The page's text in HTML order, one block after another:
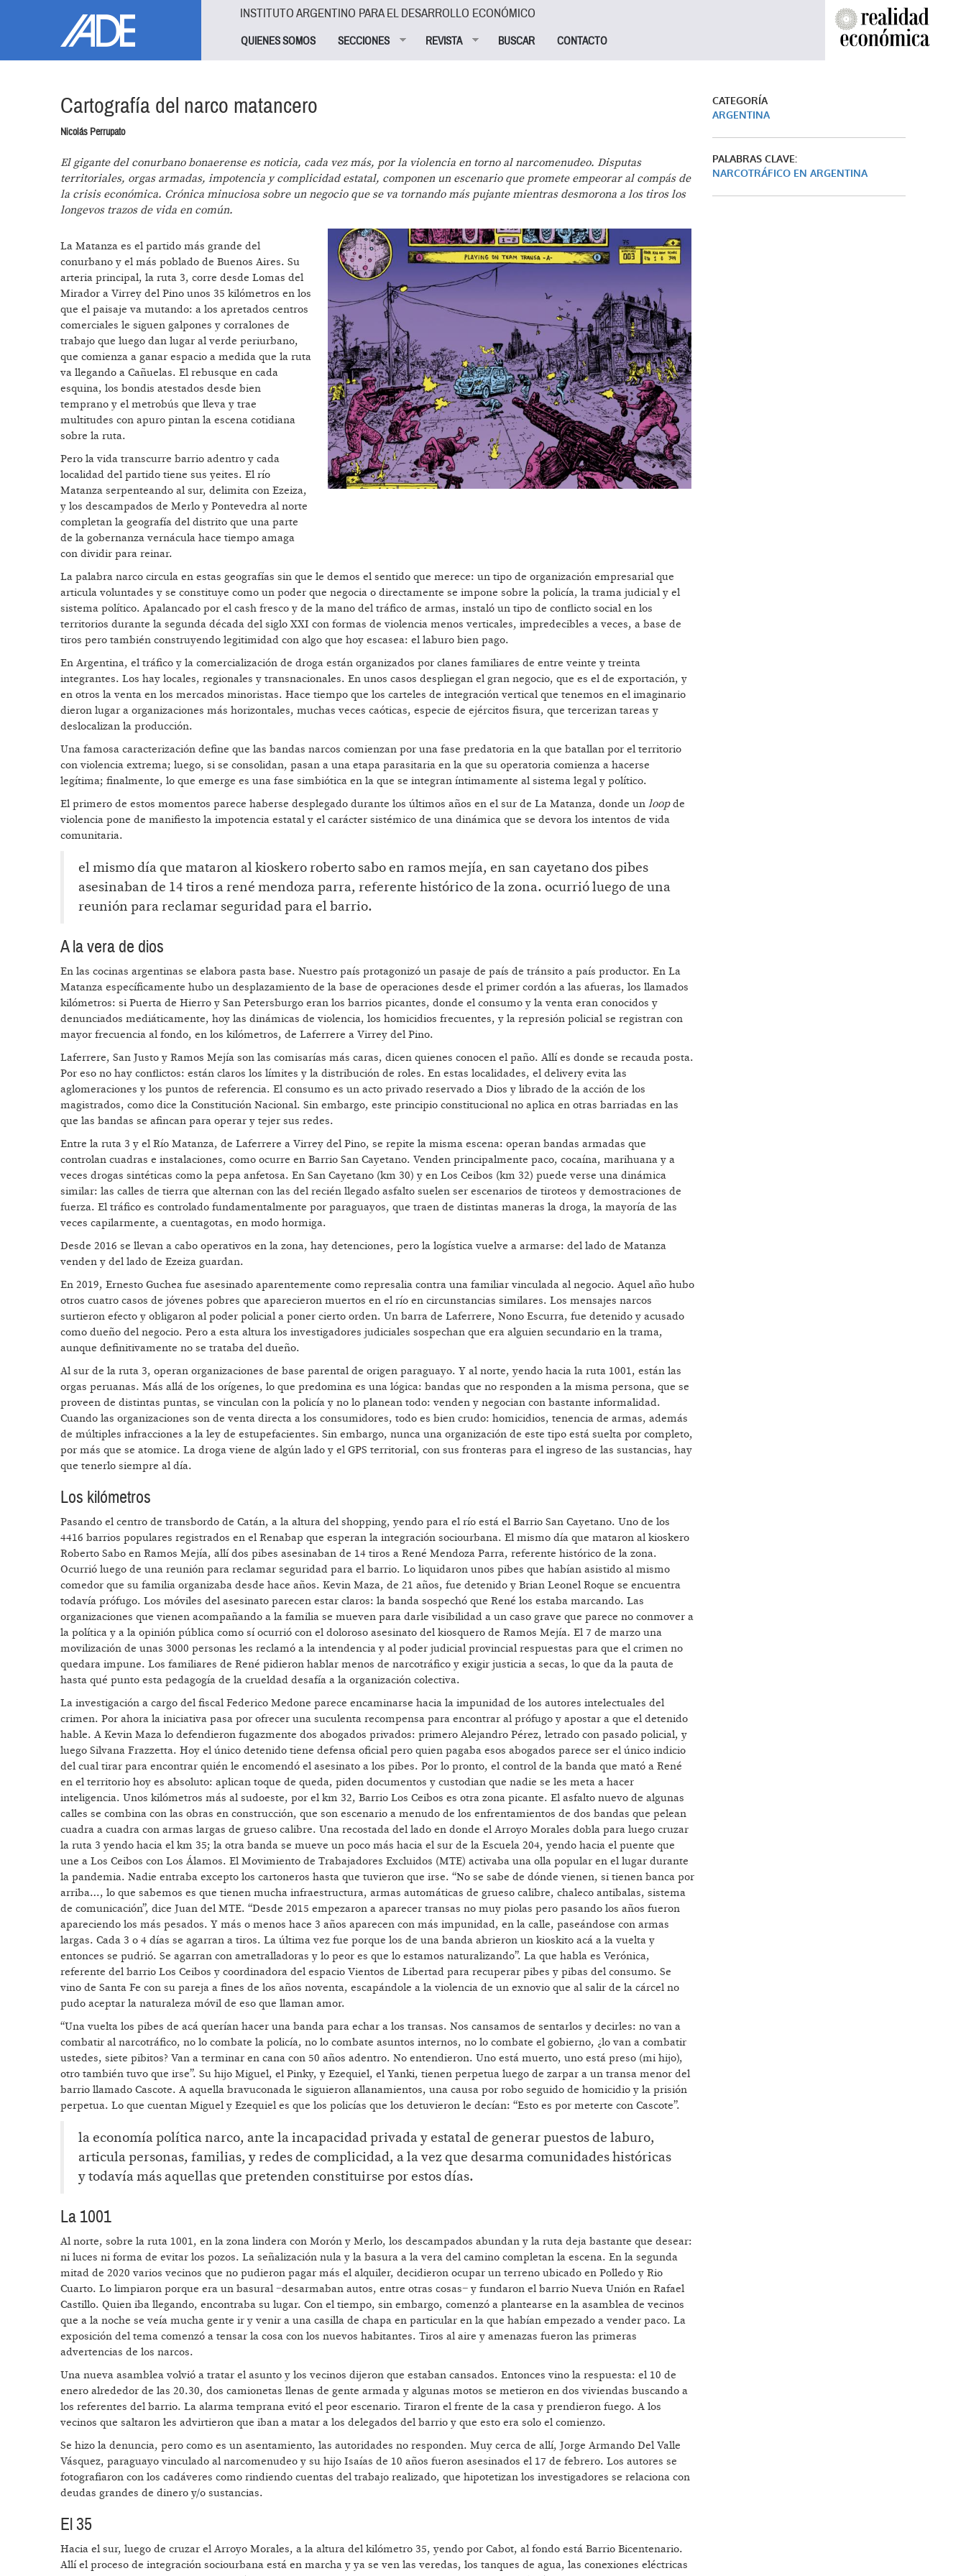
INSTITUTO ARGENTINO PARA EL DESARROLLO ECONÓMICO
QUIENES SOMOS SECCIONES REVISTA BUSCAR CONTACTO
Cartografía del narco matancero
Nicolás Perrupato
El gigante del conurbano bonaerense es noticia, cada vez más, por la violencia en torno al narcomenudeo. Disputas
territoriales, orgas armadas, impotencia y complicidad estatal, componen un escenario que promete empeorar al compás de
la crisis económica. Crónica minuciosa sobre un negocio que se va tornando más pujante mientras desmorona a los tiros los
longevos trazos de vida en común.
La Matanza es el partido más grande del
conurbano y el más poblado de Buenos Aires. Su
arteria principal, la ruta 3, corre desde Lomas del
Mirador a Virrey del Pino unos 35 kilómetros en los
que el paisaje va mutando: a los apretados centros
comerciales le siguen galpones y corralones de
trabajo que luego dan lugar al verde periurbano,
que comienza a ganar espacio a medida que la ruta
va llegando a Cañuelas. El rebusque en cada
esquina, los bondis atestados desde bien
temprano y el metrobús que lleva y trae
multitudes con apuro pintan la escena cotidiana
sobre la ruta.
Pero la vida transcurre barrio adentro y cada
localidad del partido tiene sus yeites. El río
Matanza serpenteando al sur, delimita con Ezeiza,
y los descampados de Merlo y Pontevedra al norte
completan la geografía del distrito que una parte
de la gobernanza vernácula hace tiempo amaga
con dividir para reinar.
La palabra narco circula en estas geografías sin que le demos el sentido que merece: un tipo de organización empresarial que
articula voluntades y se constituye como un poder que negocia o directamente se impone sobre la policía, la trama judicial y el
sistema político. Apalancado por el cash fresco y de la mano del tráfico de armas, instaló un tipo de conflicto social en los
territorios durante la segunda década del siglo XXI con formas de violencia menos verticales, impredecibles a veces, a base de
tiros pero también construyendo legitimidad con algo que hoy escasea: el laburo bien pago.
En Argentina, el tráfico y la comercialización de droga están organizados por clanes familiares de entre veinte y treinta
integrantes. Los hay locales, regionales y transnacionales. En unos casos despliegan el gran negocio, que es el de exportación, y
en otros la venta en los mercados minoristas. Hace tiempo que los carteles de integración vertical que tenemos en el imaginario
dieron lugar a organizaciones más horizontales, muchas veces caóticas, especie de ejércitos fisura, que tercerizan tareas y
deslocalizan la producción.
Una famosa caracterización define que las bandas narcos comienzan por una fase predatoria en la que batallan por el territorio
con violencia extrema; luego, si se consolidan, pasan a una etapa parasitaria en la que su operatoria comienza a hacerse
legítima; finalmente, lo que emerge es una fase simbiótica en la que se integran íntimamente al sistema legal y político.
El primero de estos momentos parece haberse desplegado durante los últimos años en el sur de La Matanza, donde un loopde
violencia pone de manifiesto la impotencia estatal y el carácter sistémico de una dinámica que se devora los intentos de vida
comunitaria.
el mismo día que mataron al kioskero roberto sabo en ramos mejía, en san cayetano dos pibes
asesinaban de 14 tiros a rené mendoza parra, referente histórico de la zona. ocurrió luego de una
reunión para reclamar seguridad para el barrio.
A la vera de dios
En las cocinas argentinas se elabora pasta base. Nuestro país protagonizó un pasaje de país de tránsito a país productor. En La
Matanza específicamente hubo un desplazamiento de la base de operaciones desde el primer cordón a las afueras, los llamados
kilómetros: si Puerta de Hierro y San Petersburgo eran los barrios picantes, donde el consumo y la venta eran conocidos y
denunciados mediáticamente, hoy las dinámicas de violencia, los homicidios frecuentes, y la represión policial se registran con
mayor frecuencia al fondo, en los kilómetros, de Laferrere a Virrey del Pino.
Laferrere, San Justo y Ramos Mejía son las comisarías más caras, dicen quienes conocen el paño. Allí es donde se recauda posta.
Por eso no hay conflictos: están claros los límites y la distribución de roles. En estas localidades, el delivery evita las
aglomeraciones y los puntos de referencia. El consumo es un acto privado reservado a Dios y librado de la acción de los
magistrados, como dice la Constitución Nacional. Sin embargo, este principio constitucional no aplica en otras barriadas en las
que las bandas se afincan para operar y tejer sus redes.
Entre la ruta 3 y el Río Matanza, de Laferrere a Virrey del Pino, se repite la misma escena: operan bandas armadas que
controlan cuadras e instalaciones, como ocurre en Barrio San Cayetano. Venden principalmente paco, cocaína, marihuana y a
veces drogas sintéticas como la pepa anfetosa. En San Cayetano (km 30) y en Los Ceibos (km 32) puede verse una dinámica
similar: las calles de tierra que alternan con las del recién llegado asfalto suelen ser escenarios de tiroteos y demostraciones de
fuerza. El tráfico es controlado fundamentalmente por paraguayos, que traen de distintas maneras la droga, la mayoría de las
veces capilarmente, a cuentagotas, en modo hormiga.
Desde 2016 se llevan a cabo operativos en la zona, hay detenciones, pero la logística vuelve a armarse: del lado de Matanza
venden y del lado de Ezeiza guardan.
En 2019, Ernesto Guchea fue asesinado aparentemente como represalia contra una familiar vinculada al negocio. Aquel año hubo
otros cuatro casos de jóvenes pobres que aparecieron muertos en el río en circunstancias similares. Los mensajes narcos
surtieron efecto y obligaron al poder policial a poner cierto orden. Un barra de Laferrere, Nono Escurra, fue detenido y acusado
como dueño del negocio. Pero a esta altura los investigadores judiciales sospechan que era alguien secundario en la trama,
aunque definitivamente no se trataba del dueño.
Al sur de la ruta 3, operan organizaciones de base parental de origen paraguayo. Y al norte, yendo hacia la ruta 1001, están las
orgas peruanas. Más allá de los orígenes, lo que predomina es una lógica: bandas que no responden a la misma persona, que se
proveen de distintas puntas, se vinculan con la policía y no lo planean todo: venden y negocian con bastante informalidad.
Cuando las organizaciones son de venta directa a los consumidores, todo es bien crudo: homicidios, tenencia de armas, además
de múltiples infracciones a la ley de estupefacientes. Sin embargo, nunca una organización de este tipo está suelta por completo,
por más que se atomice. La droga viene de algún lado y el GPS territorial, con sus fronteras para el ingreso de las sustancias, hay
que tenerlo siempre al día.
Los kilómetros
Pasando el centro de transbordo de Catán, a la altura del shopping, yendo para el río está el Barrio San Cayetano. Uno de los
4416 barrios populares registrados en el Renabap que esperan la integración sociourbana. El mismo día que mataron al kioskero
Roberto Sabo en Ramos Mejía, allí dos pibes asesinaban de 14 tiros a René Mendoza Parra, referente histórico de la zona.
Ocurrió luego de una reunión para reclamar seguridad para el barrio. Lo liquidaron unos pibes que habían asistido al mismo
comedor que su familia organizaba desde hace años. Kevin Maza, de 21 años, fue detenido y Brian Leonel Roque se encuentra
todavía prófugo. Los móviles del asesinato parecen estar claros: la banda sospechó que René los estaba marcando. Las
organizaciones que vienen acompañando a la familia se mueven para darle visibilidad a un caso grave que parece no conmover a
la política y a la opinión pública como sí ocurrió con el doloroso asesinato del kiosquero de Ramos Mejía. El 7 de marzo una
movilización de unas 3000 personas les reclamó a la intendencia y al poder judicial provincial respuestas para que el crimen no
quedara impune. Los familiares de René pidieron hablar menos de narcotráfico y exigir justicia a secas, lo que da la pauta de
hasta qué punto esta pedagogía de la crueldad desafía a la organización colectiva.
La investigación a cargo del fiscal Federico Medone parece encaminarse hacia la impunidad de los autores intelectuales del
crimen. Por ahora la iniciativa pasa por ofrecer una suculenta recompensa para encontrar al prófugo y apostar a que el detenido
hable. A Kevin Maza lo defendieron fugazmente dos abogados privados: primero Alejandro Pérez, letrado con pasado policial, y
luego Silvana Frazzetta. Hoy el único detenido tiene defensa oficial pero quien pagaba esos abogados parece ser el único indicio
del cual tirar para encontrar quién le encomendó el asesinato a los pibes. Por lo pronto, el control de la banda que mató a René
en el territorio hoy es absoluto: aplican toque de queda, piden documentos y custodian que nadie se les meta a hacer
inteligencia. Unos kilómetros más al sudoeste, por el km 32, Barrio Los Ceibos es otra zona picante. El asfalto nuevo de algunas
calles se combina con las obras en construcción, que son escenario a menudo de los enfrentamientos de dos bandas que pelean
cuadra a cuadra con armas largas de grueso calibre. Una recostada del lado en donde el Arroyo Morales dobla para luego cruzar
la ruta 3 yendo hacia el km 35; la otra banda se mueve un poco más hacia el sur de la Escuela 204, yendo hacia el puente que
une a Los Ceibos con Los Álamos. El Movimiento de Trabajadores Excluidos (MTE) activaba una olla popular en el lugar durante
la pandemia. Nadie entraba excepto los cartoneros hasta que tuvieron que irse. “No se sabe de dónde vienen, si tienen banca por
arriba…, lo que sabemos es que tienen mucha infraestructura, armas automáticas de grueso calibre, chaleco antibalas, sistema
de comunicación”, dice Juan del MTE. “Desde 2015 empezaron a aparecer transas no muy piolas pero pasando los años fueron
apareciendo los más pesados. Y más o menos hace 3 años aparecen con más impunidad, en la calle, paseándose con armas
largas. Cada 3 o 4 días se agarran a tiros. La última vez fue porque los de una banda abrieron un kioskito acá a la vuelta y
entonces se pudrió. Se agarran con ametralladoras y lo peor es que lo estamos naturalizando”. La que habla es Verónica,
referente del barrio Los Ceibos y coordinadora del espacio Vientos de Libertad para recuperar pibes y pibas del consumo. Se
vino de Santa Fe con su pareja a fines de los años noventa, escapándole a la violencia de un exnovio que al salir de la cárcel no
pudo aceptar la naturaleza móvil de eso que llaman amor.
“Una vuelta los pibes de acá querían hacer una banda para echar a los transas. Nos cansamos de sentarlos y decirles: no van a
combatir al narcotráfico, no lo combate la policía, no lo combate asuntos internos, no lo combate el gobierno, ¿lo van a combatir
ustedes, siete pibitos? Van a terminar en cana con 50 años adentro. No entendieron. Uno está muerto, uno está preso (mi hijo),
otro también tuvo que irse”. Su hijo Miguel, el Pinky, y Ezequiel, el Yanki, tienen perpetua luego de zarpar a un transa menor del
barrio llamado Cascote. A aquella bravuconada le siguieron allanamientos, una causa por robo seguido de homicidio y la prisión
perpetua. Lo que cuentan Miguel y Ezequiel es que los policías que los detuvieron le decían: “Esto es por meterte con Cascote”.
la economía política narco, ante la incapacidad privada y estatal de generar puestos de laburo,
articula personas, familias, y redes de complicidad, a la vez que desarma comunidades históricas
y todavía más aquellas que pretenden constituirse por estos días.
La 1001
Al norte, sobre la ruta 1001, en la zona lindera con Morón y Merlo, los descampados abundan y la ruta deja bastante que desear:
ni luces ni forma de evitar los pozos. La señalización nula y la basura a la vera del camino completan la escena. En la segunda
mitad de 2020 varios vecinos que no pudieron pagar más el alquiler, decidieron ocupar un terreno ubicado en Polledo y Rio
Cuarto. Lo limpiaron porque era un basural −desarmaban autos, entre otras cosas− y fundaron el barrio Nueva Unión en Rafael
Castillo. Quien iba llegando, encontraba su lugar. Con el tiempo, sin embargo, comenzó a plantearse en la asamblea de vecinos
que a la noche se veía mucha gente ir y venir a una casilla de chapa en particular en la que habían empezado a vender paco. La
exposición del tema comenzó a tensar la cosa con los nuevos habitantes. Tiros al aire y amenazas fueron las primeras
advertencias de los narcos.
Una nueva asamblea volvió a tratar el asunto y los vecinos dijeron que estaban cansados. Entonces vino la respuesta: el 10 de
enero alrededor de las 20.30, dos camionetas llenas de gente armada y algunas motos se metieron en dos viviendas buscando a
los referentes del barrio. La alarma temprana evitó el peor escenario. Tiraron el frente de la casa y prendieron fuego. A los
vecinos que saltaron les advirtieron que iban a matar a los delegados del barrio y que esto era solo el comienzo.
Se hizo la denuncia, pero como es un asentamiento, las autoridades no responden. Muy cerca de allí, Jorge Armando Del Valle
Vásquez, paraguayo vinculado al narcomenudeo y su hijo Isaías de 10 años fueron asesinados el 17 de febrero. Los autores se
fotografiaron con los cadáveres como rindiendo cuentas del trabajo realizado, que hipotetizan los investigadores se relaciona con
deudas grandes de dinero y/o sustancias.
El 35
Hacia el sur, luego de cruzar el Arroyo Morales, a la altura del kilómetro 35, yendo por Cabot, al fondo está Barrio Bicentenario.
Allí el proceso de integración sociourbana está en marcha y ya se ven las veredas, los tanques de agua, las conexiones eléctricas
CATEGORÍA
ARGENTINA
PALABRAS CLAVE:
NARCOTRÁFICO EN ARGENTINA